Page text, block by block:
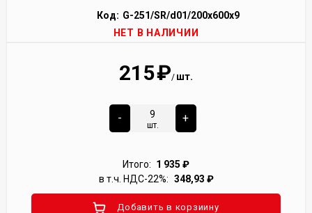
Код: G-251/SR/d01/200x600x9
НЕТ В НАЛИЧИИ
215₽/ шт.
-
шт.
+
Итого: 1 935 ₽
в т.ч. НДС-22%: 348,93 ₽
Добавить в корзиину